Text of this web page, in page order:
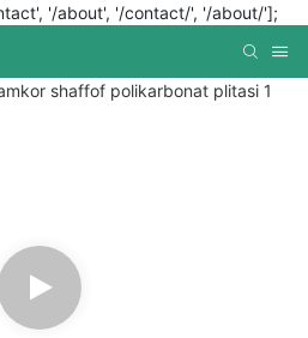
'/about', '/contact/', '/about/'];